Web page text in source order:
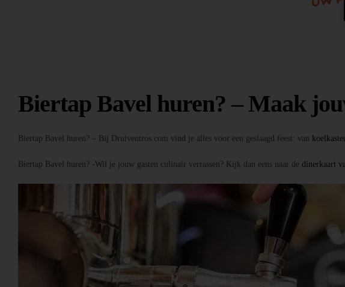
Biertap Bavel huren? – Maak
Biertap Bavel huren? – Bij Druiventros.com vind je alles voor een geslaagd feest: van
Biertap Bavel huren? -Wil je jouw gasten culinair verrassen? Kijk dan eens naar de dinerkaart